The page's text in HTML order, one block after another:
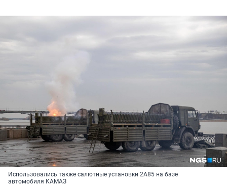
Использовались также салютные установки 2А85 на базе
автомобиля КАМАЗ